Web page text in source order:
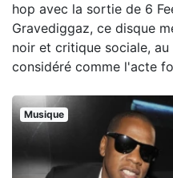
hop avec la sortie de 6
Gravediggaz, ce disque
noir et critique sociale,
considéré comme l'acte
Musique